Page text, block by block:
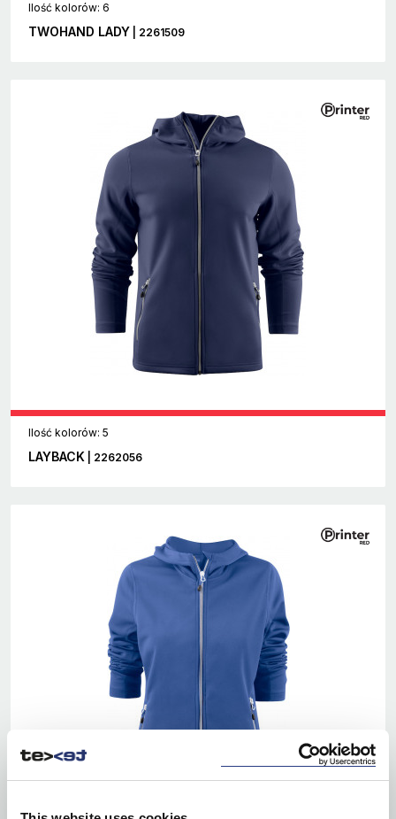
Ilość kolorów: 6
TWOHAND LADY | 2261509
Ilość kolorów: 5
LAYBACK | 2262056